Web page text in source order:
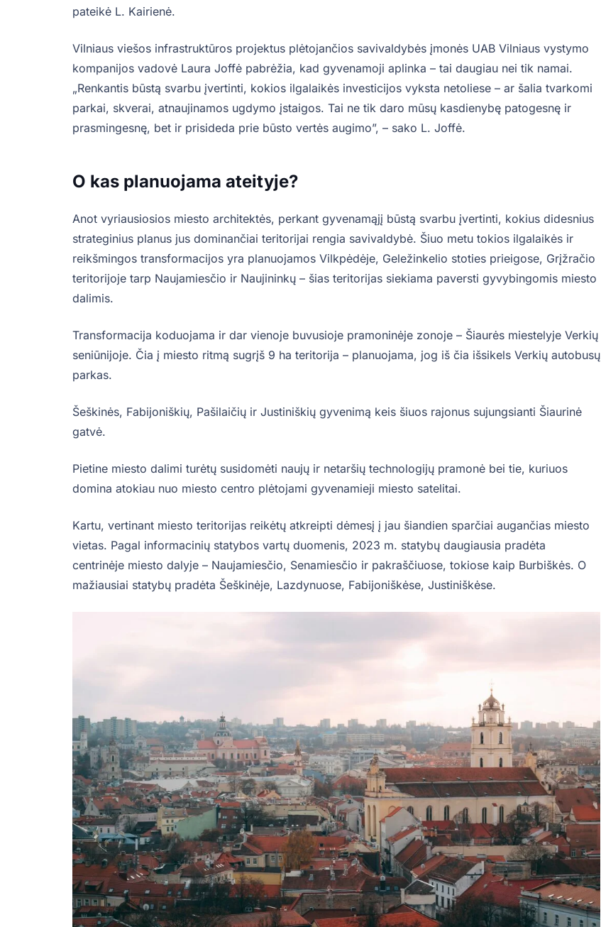
pateikė L. Kairienė.
Vilniaus viešos infrastruktūros projektus plėtojančios savivaldybės įmonės UAB Vilniaus vystymo
kompanijos vadovė Laura Joffė pabrėžia, kad gyvenamoji aplinka – tai daugiau nei tik namai.
„Renkantis būstą svarbu įvertinti, kokios ilgalaikės investicijos vyksta netoliese – ar šalia tvarkomi
parkai, skverai, atnaujinamos ugdymo įstaigos. Tai ne tik daro mūsų kasdienybę patogesnę ir
prasmingesnę, bet ir prisideda prie būsto vertės augimo”, – sako L. Joffė.
O kas planuojama ateityje?
Anot vyriausiosios miesto architektės, perkant gyvenamąjį būstą svarbu įvertinti, kokius didesnius
strateginius planus jus dominančiai teritorijai rengia savivaldybė. Šiuo metu tokios ilgalaikės ir
reikšmingos transformacijos yra planuojamos Vilkpėdėje, Geležinkelio stoties prieigose, Grįžračio
teritorijoje tarp Naujamiesčio ir Naujininkų – šias teritorijas siekiama paversti gyvybingomis miesto
dalimis.
Transformacija koduojama ir dar vienoje buvusioje pramoninėje zonoje – Šiaurės miestelyje Verkių
seniūnijoje. Čia į miesto ritmą sugrįš 9 ha teritorija – planuojama, jog iš čia išsikels Verkių autobusų
parkas.
Šeškinės, Fabijoniškių, Pašilaičių ir Justiniškių gyvenimą keis šiuos rajonus sujungsianti Šiaurinė
gatvė.
Pietine miesto dalimi turėtų susidomėti naujų ir netaršių technologijų pramonė bei tie, kuriuos
domina atokiau nuo miesto centro plėtojami gyvenamieji miesto satelitai.
Kartu, vertinant miesto teritorijas reikėtų atkreipti dėmesį į jau šiandien sparčiai augančias miesto
vietas. Pagal informacinių statybos vartų duomenis, 2023 m. statybų daugiausia pradėta
centrinėje miesto dalyje – Naujamiesčio, Senamiesčio ir pakraščiuose, tokiose kaip Burbiškės. O
mažiausiai statybų pradėta Šeškinėje, Lazdynuose, Fabijoniškėse, Justiniškėse.